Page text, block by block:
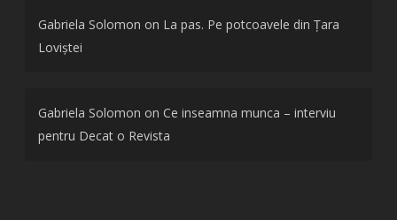
Gabriela Solomon on La pas. Pe potcoavele din Țara
Loviștei
Gabriela Solomon on Ce inseamna munca – interviu
pentru Decat o Revista